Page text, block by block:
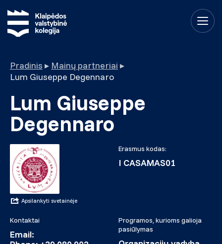
Pradinis ▸ Mainų partneriai ▸
Lum Giuseppe Degennaro
Lum Giuseppe
Degennaro
Apsilankyti svetainėje
Erasmus kodas:
I CASAMAS01
Kontaktai
Email:
Programos, kurioms galioja
pasiūlymas